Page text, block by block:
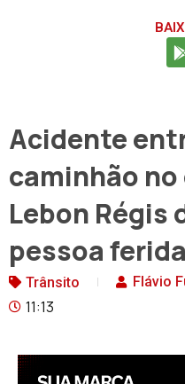
Acidente
caminhão
Lebon Régis
pessoa ferida
Trânsito Flávio
11:13